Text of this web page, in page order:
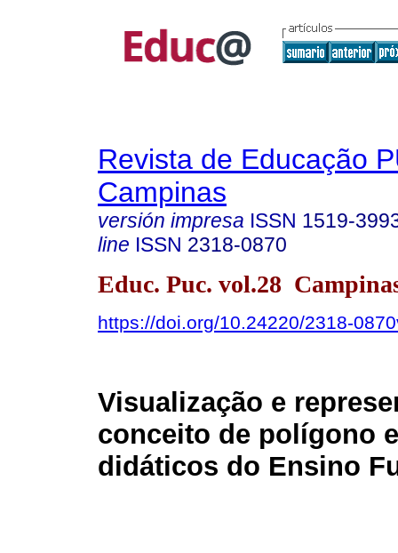
Revista de Educação
Campinas
versión impresa ISSN 1519-
line ISSN 2318-0870
Educ. Puc. vol.28
https://doi.org/10.24220/2318-
Visualização e
conceito de polígono
didáticos do Ensino